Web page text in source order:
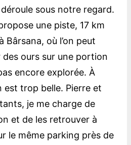
sous notre regard.
une piste, 17 km
Bârsana, où l’on peut
ours sur une portion
encore explorée. À
est trop belle. Pierre et
je me charge de
et de les retrouver à
le même parking près de